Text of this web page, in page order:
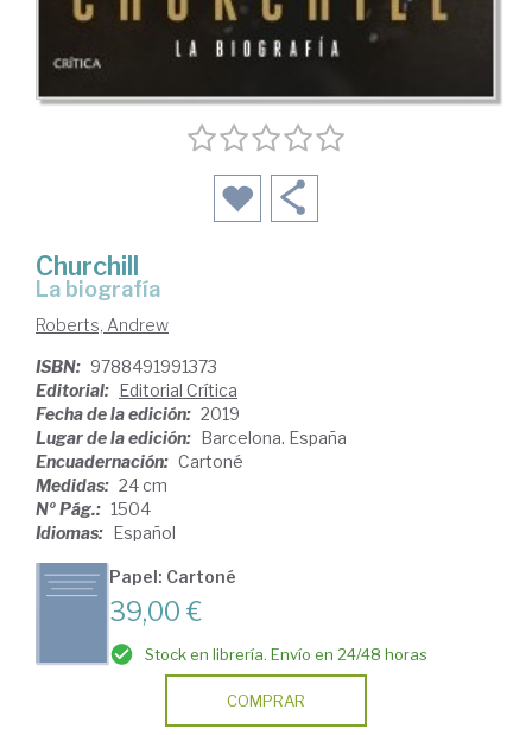
Churchill
la biografía
Roberts, Andrew
ISBN: 9788491991373
Editorial: Editorial Crítica
Fecha de la edición: 2019
Lugar de la edición: Barcelona. España
Encuadernación: Cartoné
Medidas: 24 cm
Nº Pág.: 1504
Idiomas: Español
Papel: Cartoné
39,00 €
Stock en librería. Envío en 24/48 horas
COMPRAR